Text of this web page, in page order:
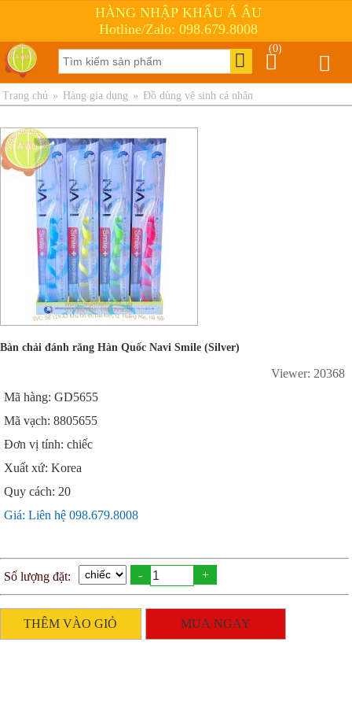
HÀNG NHẬP KHẨU Á ÂU
Hotline/Zalo: 098.679.8008
(0)
Trang chủ » Hàng gia dụng » Đồ dùng vệ sinh cá nhân
Bàn chải đánh răng Hàn Quốc Navi Smile (Silver)
Viewer: 20368
Mã hàng: GD5655
Mã vạch: 8805655
Đơn vị tính: chiếc
Xuất xứ: Korea
Quy cách: 20
Giá: Liên hệ 098.679.8008
- +
THÊM VÀO GIỎ MUA NGAY